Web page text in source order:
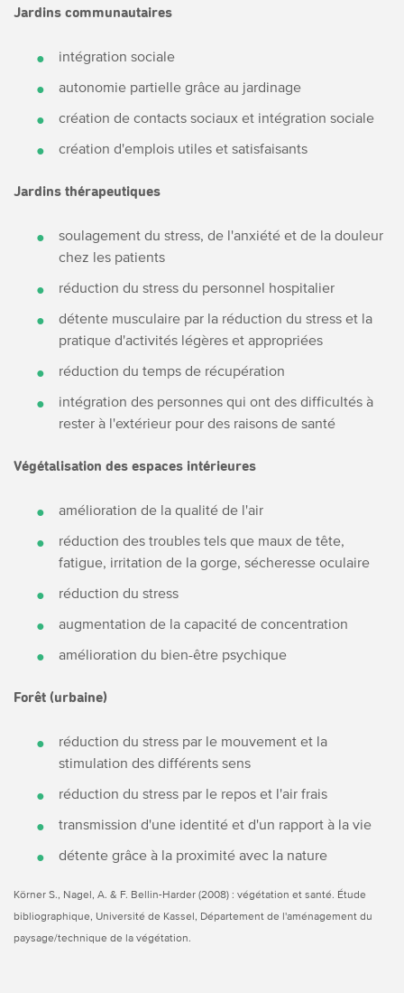
Jardins communautaires
intégration sociale
autonomie partielle grâce au jardinage
création de contacts sociaux et intégration sociale
création d'emplois utiles et satisfaisants
Jardins thérapeutiques
soulagement du stress, de l'anxiété et de la douleur
chez les patients
réduction du stress du personnel hospitalier
détente musculaire par la réduction du stress et la
pratique d'activités légères et appropriées
réduction du temps de récupération
intégration des personnes qui ont des difficultés à
rester à l'extérieur pour des raisons de santé
Végétalisation des espaces intérieures
amélioration de la qualité de l'air
réduction des troubles tels que maux de tête,
fatigue, irritation de la gorge, sécheresse oculaire
réduction du stress
augmentation de la capacité de concentration
amélioration du bien-être psychique
Forêt (urbaine)
réduction du stress par le mouvement et la
stimulation des différents sens
réduction du stress par le repos et l'air frais
transmission d'une identité et d'un rapport à la vie
détente grâce à la proximité avec la nature
Körner S., Nagel, A. & F. Bellin-Harder (2008) : végétation et santé. Étude
bibliographique, Université de Kassel, Département de l'aménagement du
paysage/technique de la végétation.